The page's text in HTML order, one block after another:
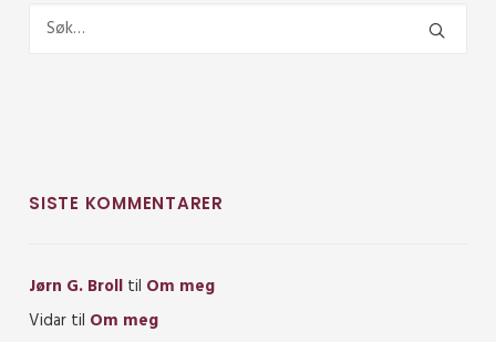
SISTE KOMMENTARER
Jørn G. Broll til Om meg
Vidar til Om meg